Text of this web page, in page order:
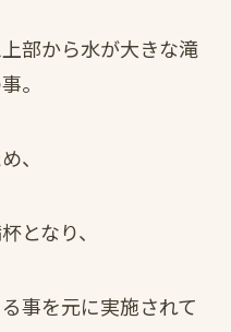
部から水が大きな滝
。
、
となり、
事を元に実施されて